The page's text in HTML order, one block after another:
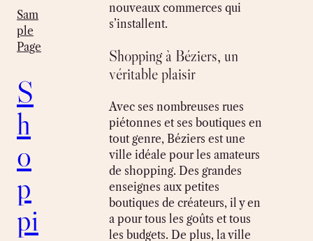
Sam
ple
Page
S
h
o
p
pi
nouveaux commerces qui
s’installent.
Shopping à Béziers, un
véritable plaisir
Avec ses nombreuses rues
piétonnes et ses boutiques en
tout genre, Béziers est une
ville idéale pour les amateurs
de shopping. Des grandes
enseignes aux petites
boutiques de créateurs, il y en
a pour tous les goûts et tous
les budgets. De plus, la ville